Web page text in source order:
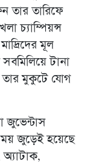
তার তারিফে
চ্যাম্পিয়ন্স
মূল
টানা
তার মুকুটে যোগ
জুভেন্টাস
জুড়েই হয়েছে
অ্যাটাক,